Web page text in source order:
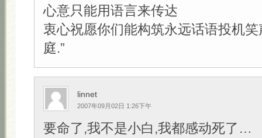
心意只能用语言来传达
衷心祝愿你们能构筑永远话语投机
庭.”
linnet
2007年09月02日 1:26下午
要命了,我不是小白,我都感动死了…